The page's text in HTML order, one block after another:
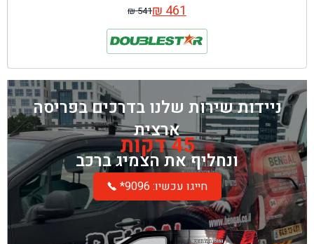
₪541
המחיר
המקורי
היה:
₪ 541.
₪461 המחיר
הנוכחי
הוא:
₪ 461.
ניידות שירות שלנו בדרכים בפריסה
ארצית
45 דקות
ונחליף את הצמיג ברכב
*חייגו עכשיו: 9096